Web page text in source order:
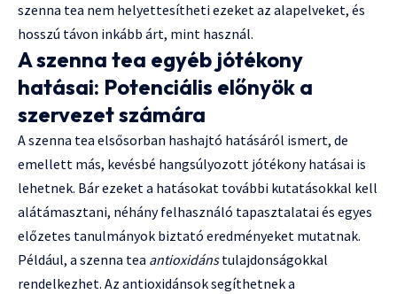
szenna tea nem helyettesítheti ezeket az alapelveket, és
hosszú távon inkább árt, mint használ.
A szenna tea egyéb jótékony
hatásai: Potenciális előnyök a
szervezet számára
A szenna tea elsősorban hashajtó hatásáról ismert, de
emellett más, kevésbé hangsúlyozott jótékony hatásai is
lehetnek. Bár ezeket a hatásokat további kutatásokkal kell
alátámasztani, néhány felhasználó tapasztalatai és egyes
előzetes tanulmányok biztató eredményeket mutatnak.
Például, a szenna tea antioxidánstulajdonságokkal
rendelkezhet. Az antioxidánsok segíthetnek a